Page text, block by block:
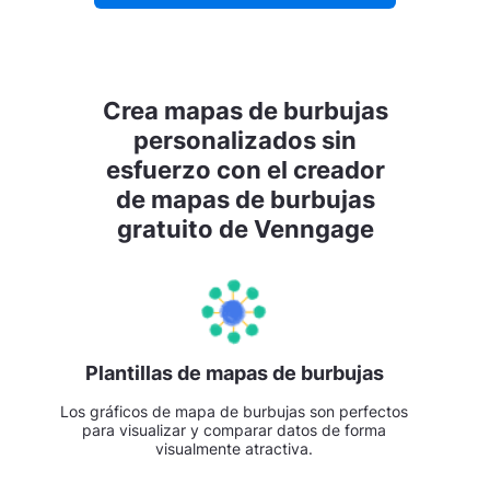
Crea mapas de burbujas
personalizados sin
esfuerzo con el creador
de mapas de burbujas
gratuito de Venngage
Plantillas de mapas de burbujas
Los gráficos de mapa de burbujas son perfectos
para visualizar y comparar datos de forma
visualmente atractiva.